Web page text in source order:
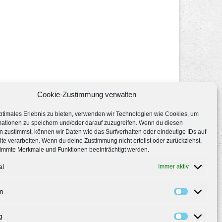
Cookie-Zustimmung verwalten
Erlebnis zu bieten, verwenden wir Technologien wie Cookies, um
zu speichern und/oder darauf zuzugreifen. Wenn du diesen
zustimmst, können wir Daten wie das Surfverhalten oder eindeutige IDs auf
verarbeiten. Wenn du deine Zustimmung nicht erteilst oder zurückziehst,
Merkmale und Funktionen beeinträchtigt werden.
Immer aktiv